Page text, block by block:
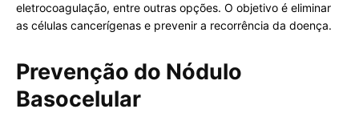
eletrocoagulação, entre outras opções. O objetivo é eliminar
as células cancerígenas e prevenir a recorrência da doença.
Prevenção do Nódulo
Basocelular